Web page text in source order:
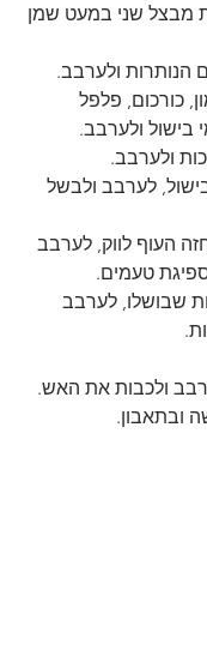
מבצל שני במעט שמן
כורכום, פלפל
בישול ולערבב.
ולערבב.
לערבב ולבשל
העוף לווק, לערבב
טעמים.
שבושלו, לערבב
ולכבות את האש.
ובתאבון.